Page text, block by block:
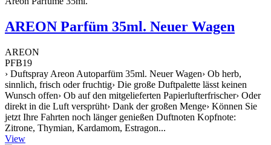
AREON Parfüm 35ml. Neuer Wagen
AREON
PFB19
› Duftspray Areon Autoparfüm 35ml. Neuer Wagen› Ob herb,
sinnlich, frisch oder fruchtig› Die große Duftpalette lässt keinen
Wunsch offen› Ob auf den mitgelieferten Papierlufterfrischer› Oder
direkt in die Luft versprüht› Dank der großen Menge› Können Sie
jetzt Ihre Fahrten noch länger genießen Duftnoten Kopfnote:
Zitrone, Thymian, Kardamom, Estragon...
View